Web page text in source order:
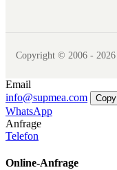
Copyright © 2006 - 2026
Email
info@supmea.com
Copy
WhatsApp
Anfrage
Telefon
Online-Anfrage